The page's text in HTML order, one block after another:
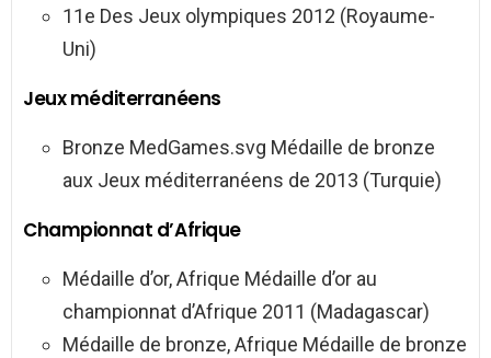
11e Des Jeux olympiques 2012 (Royaume-
Uni)
Jeux méditerranéens
Bronze MedGames.svg Médaille de bronze
aux Jeux méditerranéens de 2013 (Turquie)
Championnat d’Afrique
Médaille d’or, Afrique Médaille d’or au
championnat d’Afrique 2011 (Madagascar)
Médaille de bronze, Afrique Médaille de bronze